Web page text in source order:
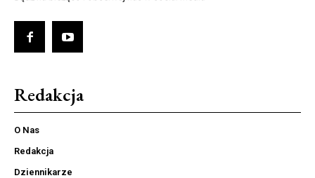
Redakcja
O Nas
Redakcja
Dziennikarze